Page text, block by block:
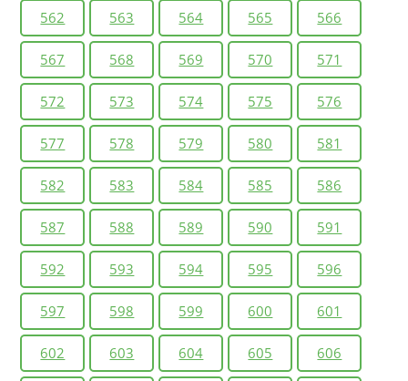
562 563 564 565 566
567 568 569 570 571
572 573 574 575 576
577 578 579 580 581
582 583 584 585 586
587 588 589 590 591
592 593 594 595 596
597 598 599 600 601
602 603 604 605 606